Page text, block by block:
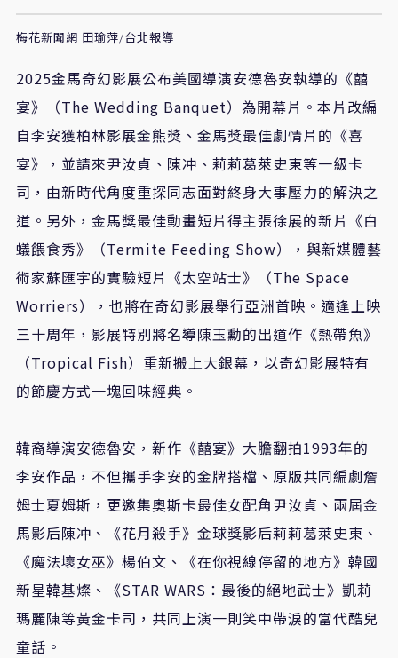
梅花新聞網 田瑜萍/台北報導
2025金馬奇幻影展公布美國導演安德魯安執導的《囍
宴》（The Wedding Banquet）為開幕片。本片改編
自李安獲柏林影展金熊獎、金馬獎最佳劇情片的《喜
宴》，並請來尹汝貞、陳冲、莉莉葛萊史東等一級卡
司，由新時代角度重探同志面對終身大事壓力的解決之
道。另外，金馬獎最佳動畫短片得主張徐展的新片《白
蟻餵食秀》（Termite Feeding Show），與新媒體藝
術家蘇匯宇的實驗短片《太空站士》（The Space
Worriers），也將在奇幻影展舉行亞洲首映。適逢上映
三十周年，影展特別將名導陳玉勳的出道作《熱帶魚》
（Tropical Fish）重新搬上大銀幕，以奇幻影展特有
的節慶方式一塊回味經典。
韓裔導演安德魯安，新作《囍宴》大膽翻拍1993年的
李安作品，不但攜手李安的金牌搭檔、原版共同編劇詹
姆士夏姆斯，更邀集奧斯卡最佳女配角尹汝貞、兩屆金
馬影后陳冲、《花月殺手》金球獎影后莉莉葛萊史東、
《魔法壞女巫》楊伯文、《在你視線停留的地方》韓國
新星韓基燦、《STAR WARS ：最後的絕地武士》凱莉
瑪麗陳等黃金卡司，共同上演一則笑中帶淚的當代酷兒
童話。